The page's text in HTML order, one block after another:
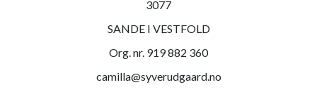
3077
SANDE I VESTFOLD
Org. nr. 919 882 360
camilla@syverudgaard.no